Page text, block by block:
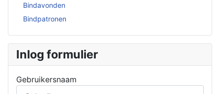
Bindavonden
Bindpatronen
Inlog formulier
Gebruikersnaam